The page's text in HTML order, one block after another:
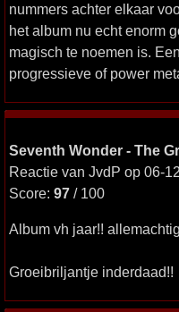
nummers achter elkaar
het album nu echt enorm
magisch te noemen is.
progressieve of power
Seventh Wonder - The
Reactie van JvdP op 06-
Score: 97 / 100
Album vh jaar!!
Groeibriljantje inderdaad!!